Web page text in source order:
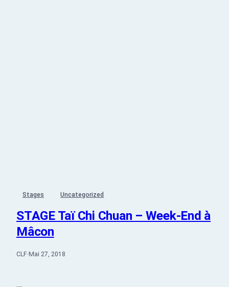
Stages Uncategorized
STAGE Taï Chi Chuan – Week-End à
Mâcon
CLF· Mai 27, 2018